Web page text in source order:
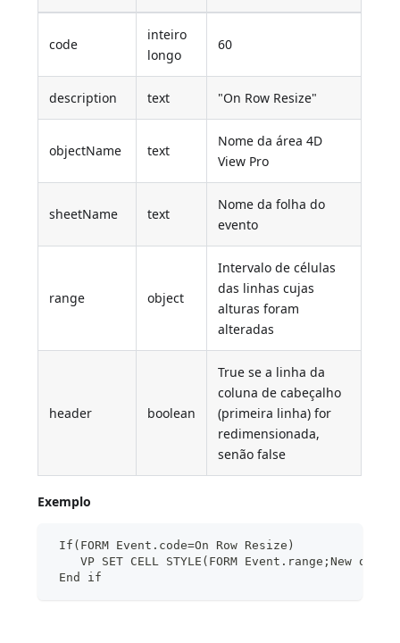
code
inteiro
longo
60
description text "On Row Resize"
objectName text
Nome da área 4D
View Pro
sheetName text
Nome da folha do
evento
range object
Intervalo de células
das linhas cujas
alturas foram
alteradas
header boolean
True se a linha da
coluna de cabeçalho
(primeira linha) for
redimensionada,
senão false
Exemplo
If(FORM Event.code=On Row Resize)
VP SET CELL STYLE(FORM Event.range;New
End if